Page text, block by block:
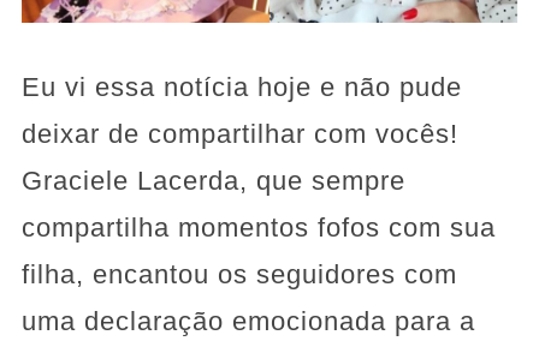
Eu vi essa notícia hoje e não pude
deixar de compartilhar com vocês!
Graciele Lacerda, que sempre
compartilha momentos fofos com sua
filha, encantou os seguidores com
uma declaração emocionada para a